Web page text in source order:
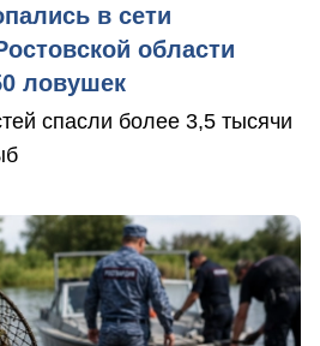
в сети
области
ловушек
спасли более 3,5 тысячи